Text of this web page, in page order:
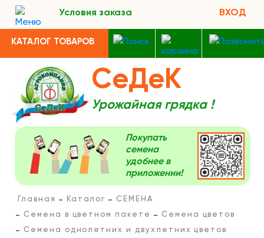
Условия заказа ВХОД
КАТАЛОГ ТОВАРОВ
СеДеК
Урожайная грядка !
Покупать
семена
удобнее в
приложении!
Главная Каталог
СЕМЕНА
Семена в цветном пакете
Семена цветов
Семена однолетних и двухлетних цветов